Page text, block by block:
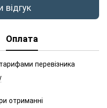
Оплата
перевізника
отриманні